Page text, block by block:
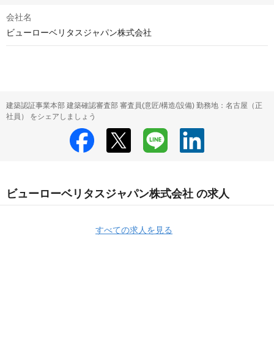
会社名
ビューローベリタスジャパン株式会社
建築認証事業本部 建築確認審査部 審査員(意匠/構造/設備) 勤務地：名古屋（正
社員） をシェアしましょう
ビューローベリタスジャパン株式会社 の求人
すべての求人を見る